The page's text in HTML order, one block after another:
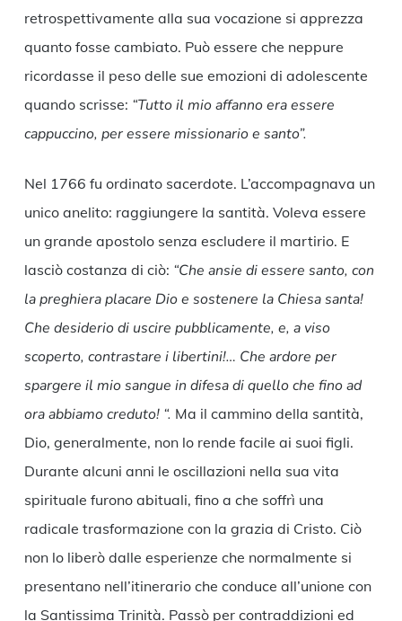
retrospettivamente alla sua vocazione si apprezza
quanto fosse cambiato. Può essere che neppure
ricordasse il peso delle sue emozioni di adolescente
quando scrisse: “Tutto il mio affanno era essere
cappuccino, per essere missionario e santo”.
Nel 1766 fu ordinato sacerdote. L’accompagnava un
unico anelito: raggiungere la santità. Voleva essere
un grande apostolo senza escludere il martirio. E
lasciò costanza di ciò: “Che ansie di essere santo, con
la preghiera placare Dio e sostenere la Chiesa santa!
Che desiderio di uscire pubblicamente, e, a viso
scoperto, contrastare i libertini!… Che ardore per
spargere il mio sangue in difesa di quello che fino ad
ora abbiamo creduto! “. Ma il cammino della santità,
Dio, generalmente, non lo rende facile ai suoi figli.
Durante alcuni anni le oscillazioni nella sua vita
spirituale furono abituali, fino a che soffrì una
radicale trasformazione con la grazia di Cristo. Ciò
non lo liberò dalle esperienze che normalmente si
presentano nell’itinerario che conduce all’unione con
la Santissima Trinità. Passò per contraddizioni ed